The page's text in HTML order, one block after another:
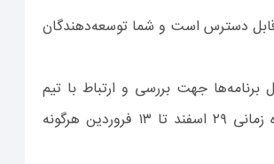
قابل دسترس است و شما توسعه‌دهندگان
جهت بررسی و ارتباط با تیم
مایکت از طریق پنل توسعه‌دهندگان تا انتهای سال یعنی ۲۷ اسفند ۱۴۰۰ خواهد بود و در بازه زمانی ۲۹ اسفند تا ۱۳ فروردین هرگونه